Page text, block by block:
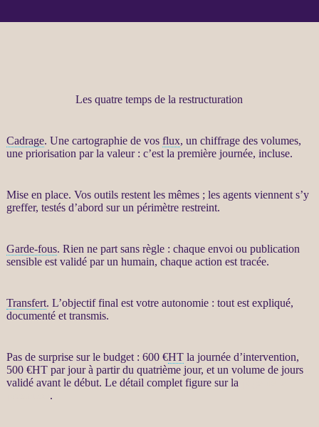
Les quatre temps de la restructuration
Cadrage. Une cartographie de vos flux, un chiffrage des volumes,
une priorisation par la valeur : c’est la première journée, incluse.
Mise en place. Vos outils restent les mêmes ; les agentsviennent s’y
greffer, testés d’abord sur un périmètre restreint.
Garde-fous. Rien ne part sans règle : chaque envoi ou publication
sensible est validé par un humain, chaque action est tracée.
Transfert. L’objectif final est votre autonomie : tout est expliqué,
documenté et transmis.
Pas de surprise sur le budget : 600 €HTla journée d’intervention,
500 €HTpar jour à partir du quatrième jour, et un volume de jours
validé avant le début. Le détail complet figure sur la
.